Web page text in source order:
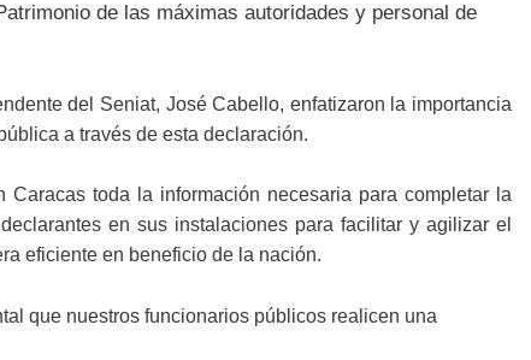
de las máximas autoridades y personal de
del Seniat, José Cabello, enfatizaron la importancia
a través de esta declaración.
toda la información necesaria para completar la
en sus instalaciones para facilitar y agilizar el
eficiente en beneficio de la nación.
que nuestros funcionarios públicos realicen una